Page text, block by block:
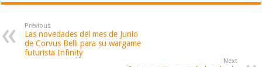
Previous
Las novedades del mes de Junio
de Corvus Belli para su wargame
futurista Infinity
Next